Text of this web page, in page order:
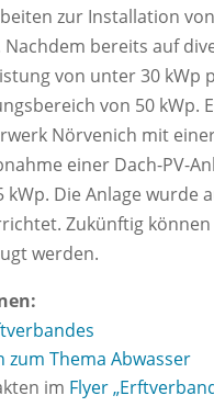
zur Installation
bereits auf
von unter 30
von 50
Nörvenich mit
einer Dach-PV-
kWp. Die Anlage wurde
Zukünftig
werden.
Thema Abwasser
im Flyer